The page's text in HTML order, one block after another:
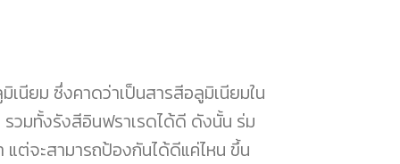
นียม ซึ่งคาดว่าเป็นสารสีอลูมิเนียมใน
วมทั้งรังสีอินฟราเรดได้ดี ดังนั้น ร่ม
ต่จะสามารถป้องกันได้ดีแค่ไหน ขึ้น